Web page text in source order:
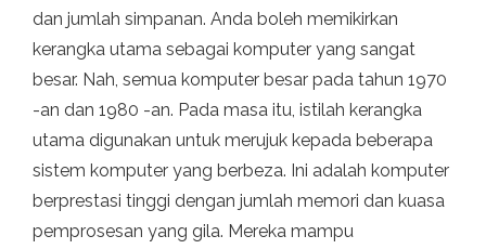
dan jumlah simpanan. Anda boleh memikirkan
kerangka utama sebagai komputer yang sangat
besar. Nah, semua komputer besar pada tahun 1970
-an dan 1980 -an. Pada masa itu, istilah kerangka
utama digunakan untuk merujuk kepada beberapa
sistem komputer yang berbeza. Ini adalah komputer
berprestasi tinggi dengan jumlah memori dan kuasa
pemprosesan yang gila. Mereka mampu